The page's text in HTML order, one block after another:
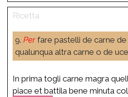
9. Perfare pastelli de carne
qualunqua altra carne o de
In prima togli carne magra
piace et battila bene minuta